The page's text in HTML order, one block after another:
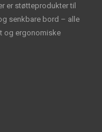
er støtteprodukter til
senkbare bord – alle
og ergonomiske